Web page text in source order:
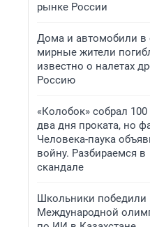
рынке России
Дома и автомобили в
мирные жители
известно о налетах
Россию
«Колобок» собрал
два дня проката, но
Человека-паука
войну. Разбираемся в
скандале
Школьники победили
Международной